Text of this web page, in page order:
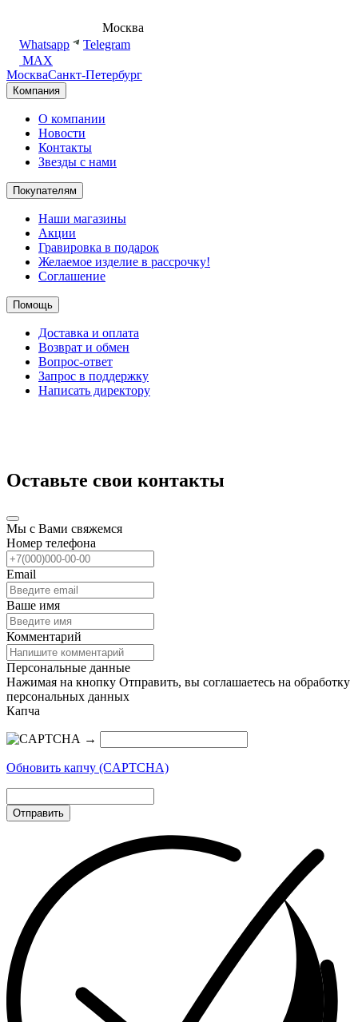
Москва
Whatsapp
Telegram
MAX
МоскваСанкт-Петербург
Компания
О компании
Новости
Контакты
Звезды с нами
Покупателям
Наши магазины
Акции
Гравировка в подарок
Желаемое изделие в рассрочку!
Соглашение
Помощь
Доставка и оплата
Возврат и обмен
Вопрос-ответ
Запрос в поддержку
Написать директору
Оставьте свои контакты
Мы с Вами свяжемся
Номер телефона
Email
Ваше имя
Комментарий
Персональные данные
Нажимая на кнопку Отправить, вы соглашаетесь на обработку
персональных данных
Капча
→
Обновить капчу (CAPTCHA)
Отправить